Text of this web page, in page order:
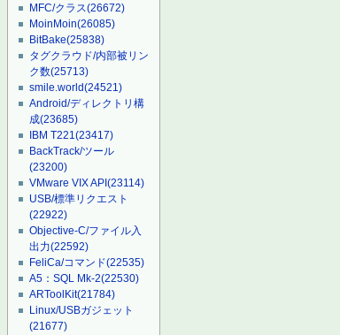
MFC/クラス(26672)
MoinMoin(26085)
BitBake(25838)
タグクラウド/内部被リン
ク数(25713)
smile.world(24521)
Android/ディレクトリ構
成(23685)
IBM T221(23417)
BackTrack/ツール
(23200)
VMware VIX API(23114)
USB/標準リクエスト
(22922)
Objective-C/ファイル入
出力(22592)
FeliCa/コマンド(22535)
A5：SQL Mk-2(22530)
ARToolKit(21784)
Linux/USBガジェット
(21677)